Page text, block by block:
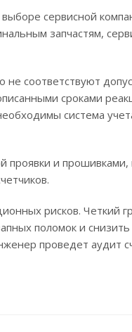
выборе сервисной
запчастям,
соответствуют
сроками
система
проявки и
рисков. Четкий
поломок и
проведет аудит